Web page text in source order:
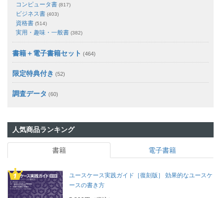
コンピュータ書 (817)
ビジネス書 (403)
資格書 (514)
実用・趣味・一般書 (382)
書籍＋電子書籍セット (464)
限定特典付き (52)
調査データ (60)
人気商品ランキング
書籍 電子書籍
ユースケース実践ガイド［復刻版］ 効果的なユースケ
ースの書き方